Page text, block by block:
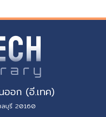
ออก (อี.เทค)
ลบุรี 20160